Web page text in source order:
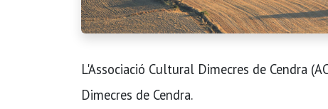
L'Associació Cultural Dimecres de Cendra
Dimecres de Cendra.